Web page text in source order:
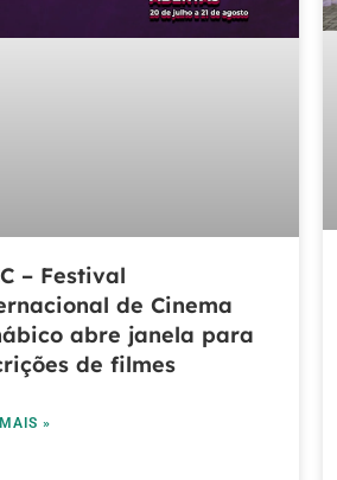
– Festival
de Cinema
abre janela para
de filmes
»